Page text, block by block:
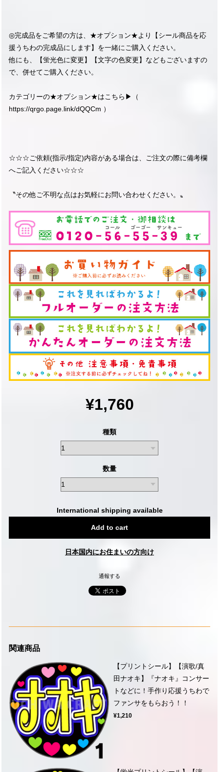
◎完成品をご希望の方は、★オプション★より【シール商品を応
援うちわの完成品にします】を一緒にご購入ください。
他にも、【蛍光色に変更】【文字の色変更】などもございますの
で、併せてご購入ください。
カテゴリーの★オプション★はこちら▶︎（
https://qrgo.page.link/dQQCm ）
☆☆☆ご依頼(指示/指定)内容がある場合は、ご注文の際に備考欄
へご記入ください☆☆☆
〝その他ご不明な点はお気軽にお問い合わせください。〟
¥1,760
種類
数量
International shipping available
Add to cart
日本国内にお住まいの方向け
通報する
関連商品
【プリントシール】【演歌/真
田ナオキ】『ナオキ』コンサー
トなどに！手作り応援うちわで
ファンサをもらおう！！
¥1,210